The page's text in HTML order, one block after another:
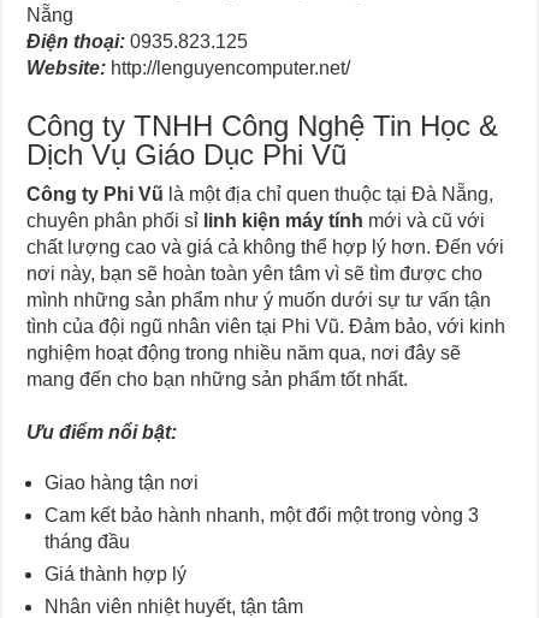
Nẵng
Điện thoại: 0935.823.125
Website: http://lenguyencomputer.net/
Công ty TNHH Công Nghệ Tin Học &
Dịch Vụ Giáo Dục Phi Vũ
Công ty Phi Vũ là một địa chỉ quen thuộc tại Đà Nẵng,
chuyên phân phối sỉ linh kiện máy tính mới và cũ với
chất lượng cao và giá cả không thể hợp lý hơn. Đến với
nơi này, bạn sẽ hoàn toàn yên tâm vì sẽ tìm được cho
mình những sản phẩm như ý muốn dưới sự tư vấn tận
tình của đội ngũ nhân viên tại Phi Vũ. Đảm bảo, với kinh
nghiệm hoạt động trong nhiều năm qua, nơi đây sẽ
mang đến cho bạn những sản phẩm tốt nhất.
Ưu điểm nổi bật:
Giao hàng tận nơi
Cam kết bảo hành nhanh, một đổi một trong vòng 3
tháng đầu
Giá thành hợp lý
Nhân viên nhiệt huyết, tận tâm